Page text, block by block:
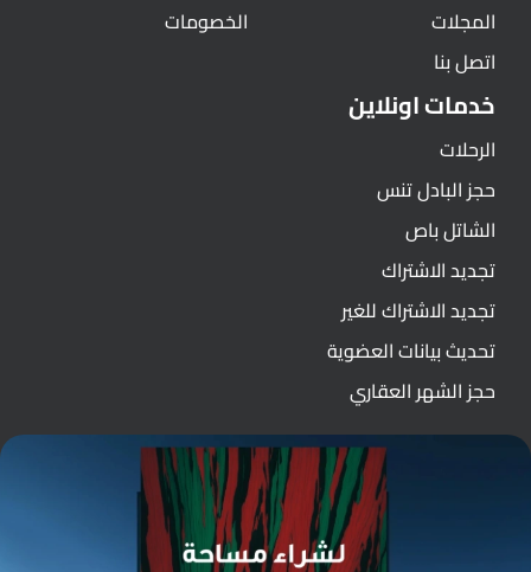
المجلات
اتصل بنا
الخصومات
خدمات اونلاين
الرحلات
حجز البادل تنس
الشاتل باص
تجديد الاشتراك
تجديد الاشتراك للغير
تحديث بيانات العضوية
حجز الشهر العقاري